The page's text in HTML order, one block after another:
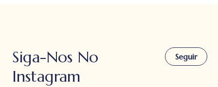
Siga-Nos No
Instagram
Seguir